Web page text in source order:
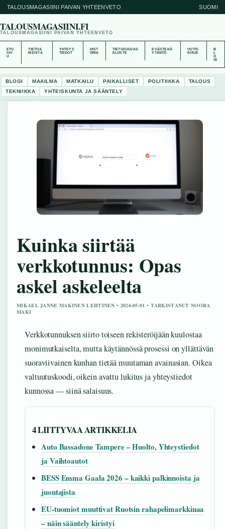
TALOUSMAGASIINI PAIVAN YHTEENVETO SUOMI
TALOUSMAGASIINI.FI
TALOUSMAGASIINI PAIVAN YHTEENVETO
ETU
SIV
U
TIETOA
MEISTÄ
YHTEYS
TIEDOT
HIST
ORIA
TIETOSUOJAS
ELOSTE
EVÄSTEKÄ
YTÄNTÖ
UUTIS
KIRJE
B
O
GI
BLOGI MAAILMA MATKAILU PAIKALLISET POLITIIKKA
TALOUS
TEKNIIKKA
YHTEISKUNTA JA SÄÄNTELY
Kuinka siirtää
verkkotunnus: Opas
askel askeleelta
MIKAEL JANNE MAKINEN LEHTINEN • 2026-05-01 • TARKISTANUT NOORA
MAKI
Verkkotunnuksen siirto toiseen rekisteröijään kuulostaa
monimutkaiselta, mutta käytännössä prosessi on yllättävän
suoraviivainen kunhan tietää muutaman avainasian. Oikea
valtuutuskoodi, oikein avattu lukitus ja yhteystiedot
kunnossa — siinä salaisuus.
4 LIITTYVAA ARTIKKELIA
Auto Bassadone Tampere – Huolto, Yhteystiedot
ja Vaihtoautot
BESS Emma Gaala 2026 – kaikki palkinnoista ja
juontajista
EU-tuomiot muuttivat Ruotsin rahapelimarkkinaa
– näin sääntely kiristyi